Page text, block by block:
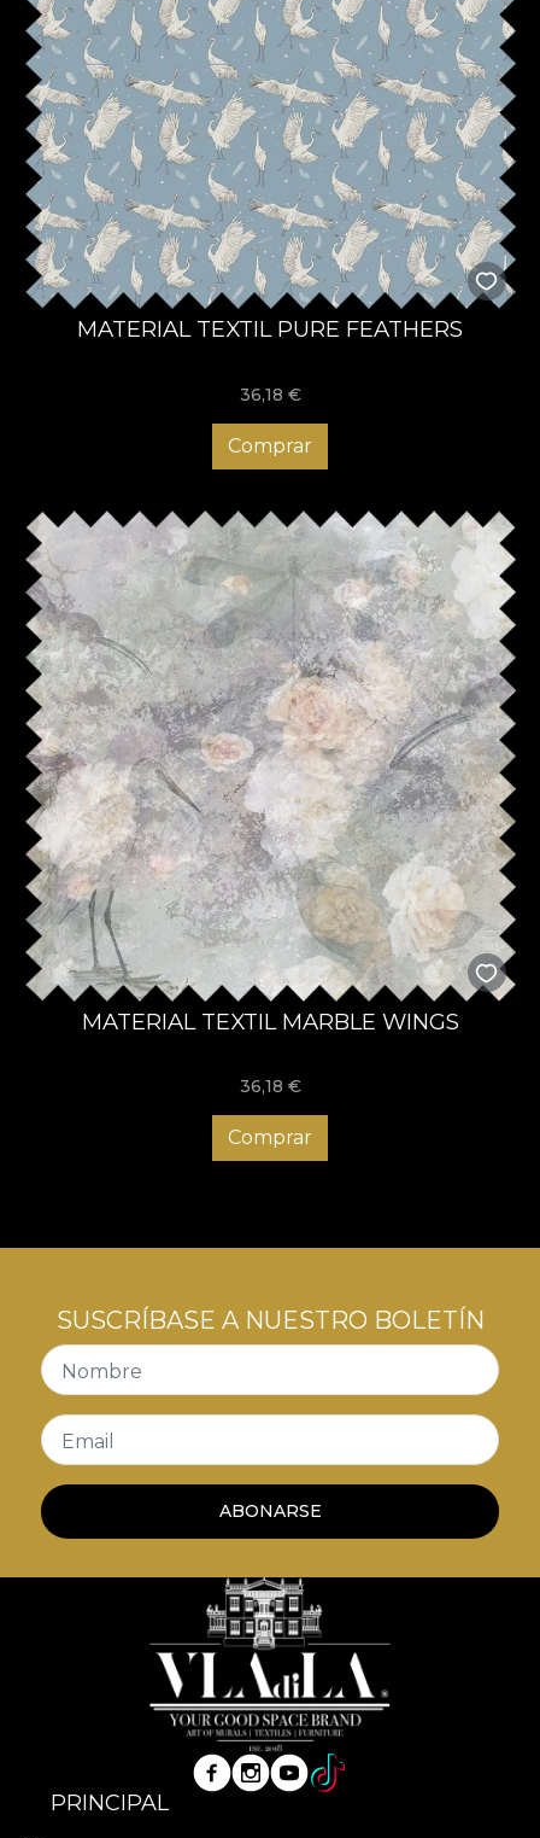
MATERIAL TEXTIL PURE FEATHERS
36,18 €
Comprar
MATERIAL TEXTIL MARBLE WINGS
36,18 €
Comprar
SUSCRÍBASE A NUESTRO BOLETÍN
Nombre
Email
ABONARSE
PRINCIPAL